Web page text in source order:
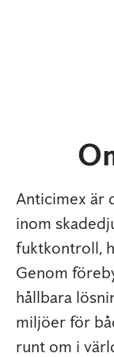
Anticimex är
inom
fuktkontroll,
Genom
hållbara
miljöer för
runt om i